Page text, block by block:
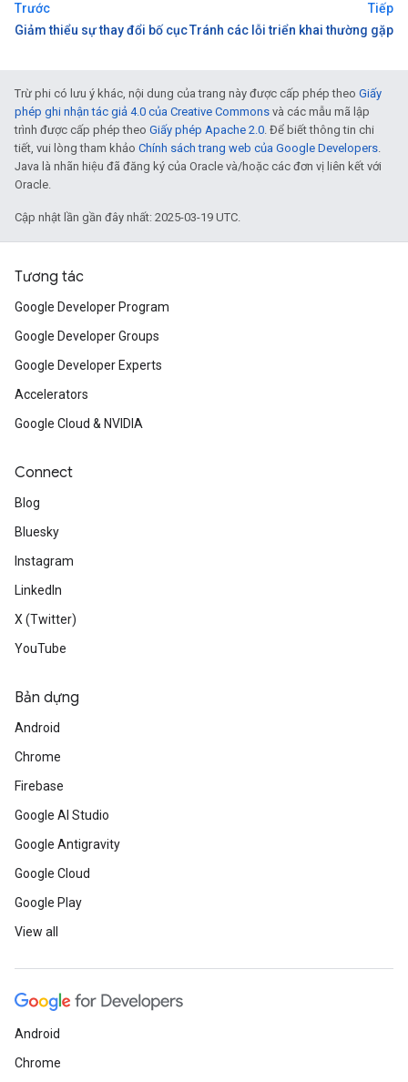
Trước
Giảm thiểu sự thay đổi bố cục
Tiếp
Tránh các lỗi triển khai thường gặp
Trừ phi có lưu ý khác, nội dung của trang này được cấp phép theo Giấy
phép ghi nhận tác giả 4.0 của Creative Commons và các mẫu mã lập
trình được cấp phép theo Giấy phép Apache 2.0. Để biết thông tin chi
tiết, vui lòng tham khảo Chính sách trang web của Google Developers.
Java là nhãn hiệu đã đăng ký của Oracle và/hoặc các đơn vị liên kết với
Oracle.
Cập nhật lần gần đây nhất: 2025-03-19 UTC.
Tương tác
Google Developer Program
Google Developer Groups
Google Developer Experts
Accelerators
Google Cloud & NVIDIA
Connect
Blog
Bluesky
Instagram
LinkedIn
X (Twitter)
YouTube
Bản dựng
Android
Chrome
Firebase
Google AI Studio
Google Antigravity
Google Cloud
Google Play
View all
Android
Chrome